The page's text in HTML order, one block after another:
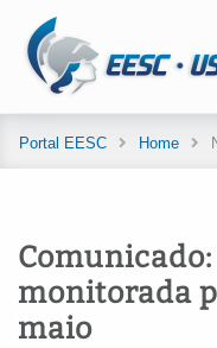
Portal EESC Home
monitorada
maio